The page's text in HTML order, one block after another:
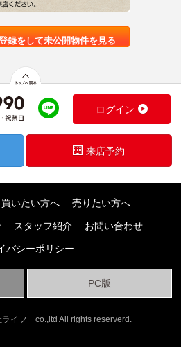
録をして未公開物件を見る
ログイン
来店予約
買いたい方へ 売りたい方へ
スタッフ紹介 お問い合わせ
バシーポリシー
PC版
イフ co.,ltd All rights reserverd.